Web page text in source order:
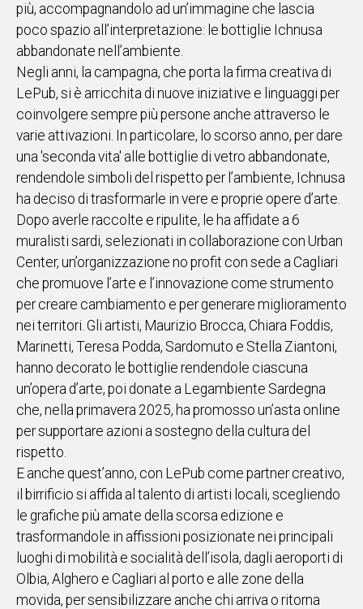
UNISCITI
AL CANALE
WHATSAPP
Social
più, accompagnandolo ad un’immagine che lascia
poco spazio all’interpretazione: le bottiglie Ichnusa
abbandonate nell’ambiente.
Negli anni, la campagna, che porta la firma creativa di
LePub, si è arricchita di nuove iniziative e linguaggi per
coinvolgere sempre più persone anche attraverso le
varie attivazioni. In particolare, lo scorso anno, per dare
una 'seconda vita' alle bottiglie di vetro abbandonate,
rendendole simboli del rispetto per l’ambiente, Ichnusa
ha deciso di trasformarle in vere e proprie opere d’arte.
Dopo averle raccolte e ripulite, le ha affidate a 6
muralisti sardi, selezionati in collaborazione con Urban
Center, un’organizzazione no profit con sede a Cagliari
che promuove l’arte e l’innovazione come strumento
per creare cambiamento e per generare miglioramento
nei territori. Gli artisti, Maurizio Brocca, Chiara Foddis,
Marinetti, Teresa Podda, Sardomuto e Stella Ziantoni,
hanno decorato le bottiglie rendendole ciascuna
un’opera d’arte, poi donate a Legambiente Sardegna
che, nella primavera 2025, ha promosso un’asta online
per supportare azioni a sostegno della cultura del
rispetto.
E anche quest’anno, con LePub come partner creativo,
il birrificio si affida al talento di artisti locali, scegliendo
le grafiche più amate della scorsa edizione e
trasformandole in affissioni posizionate nei principali
luoghi di mobilità e socialità dell’isola, dagli aeroporti di
Olbia, Alghero e Cagliari al porto e alle zone della
movida, per sensibilizzare anche chi arriva o ritorna